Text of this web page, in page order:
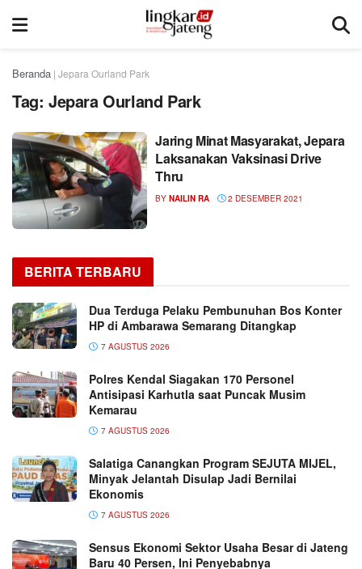
Beranda | Jepara Ourland Park
Tag: Jepara Ourland Park
Jaring Minat Masyarakat, Jepara
Laksanakan Vaksinasi Drive
Thru
BY NAILIN RA 2 DESEMBER 2021
BERITA TERBARU
Dua Terduga Pelaku Pembunuhan Bos Konter
HP di Ambarawa Semarang Ditangkap
7 AGUSTUS 2026
Polres Kendal Siagakan 170 Personel
Antisipasi Karhutla saat Puncak Musim
Kemarau
7 AGUSTUS 2026
Salatiga Canangkan Program SEJUTA MIJEL,
Minyak Jelantah Disulap Jadi Bernilai
Ekonomis
7 AGUSTUS 2026
Sensus Ekonomi Sektor Usaha Besar di Jateng
Baru 40 Persen, Ini Penyebabnya